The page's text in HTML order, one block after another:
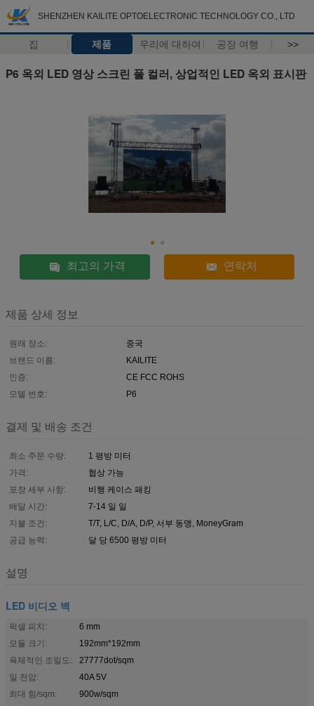
SHENZHEN KAILITE OPTOELECTRONIC TECHNOLOGY CO., LTD
집 제품 우리에 대하여 공장 여행 >>
P6 옥외 LED 영상 스크린 풀 컬러, 상업적인 LED 옥외 표시판
최고의 가격 연락처
제품 상세 정보
원래 장소:
중국
브랜드 이름:
KAILITE
인증:
CE FCC ROHS
모델 번호:
P6
결제 및 배송 조건
최소 주문 수량:
1 평방 미터
가격:
협상 가능
포장 세부 사항:
비행 케이스 패킹
배달 시간:
7-14 일 일
지불 조건:
T/T, L/C, D/A, D/P, 서부 동맹, MoneyGram
공급 능력:
달 당 6500 평방 미터
설명
LED 비디오 벽
픽셀 피치:
6 mm
모듈 크기:
192mm*192mm
육체적인 조밀도:
27777dot/sqm
일 전압:
40A 5V
최대 힘/sqm:
900w/sqm